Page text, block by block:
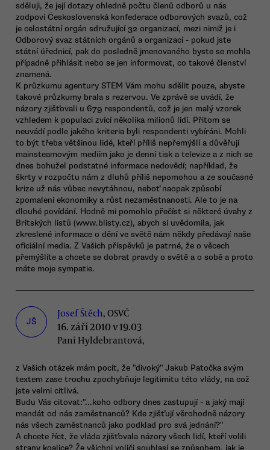
sděluji, že její dotazy ohledně počtu členů odborů u nás
zodpoví Československá konfederace odborových svazů, což
je celostátní orgán sdružující 32 organizací, mezi nimiž je i
Odborový svaz státních orgánů a organizací - pokud jste
státní úřednicí, pak do posledně jmenovaného byste se mohla
případně přihlásit nebo se jen informovat, co takové členství
znamená.
K průzkumu agentury STEM Vám mohu sdělit pouze, abyste
takové průzkumy brala s rezervou. Ve zprávě se uvádí, že
názory zjišťovali u 679 respondentů, což je jen malý vzorek
vzhledem k populaci zvící několika milionů lidí. Přitom se
neuvádí podle jakého kriteria byli respondenti vybíráni. Mohli
to být třeba většinou lidé, kteří příliš nepřemýšlí a důvěřují
mainsteamovým mediím jako je denní tisk a televize a z nich se
dnes bohužel podstatné informace nedovědí; například, že
škrty v rozpočtu nám z dluhů příliš nepomohou a ze současné
krize už nás vůbec nevytáhnou, neboť naopak způsobí
zpomalení ekonomiky a růst nezaměstnanosti. Ale to je na
dlouhé povídání. Hodně mi pomohlo přečíst si některé úvahy z
Britských listů (www.blisty.cz), abych si uvědomila, jak
zkreslené informace o dění ve světě nám někdy předávají naše
oficiální media. Z Vašich příspěvků je patrné, že o věcech
přemýšlíte a chcete se dobrat pravdy o světě a o sobě a proto
máte moje sympatie.
JŠ
Josef Štěch, OSVČ
16. září 2010 v 19.03
Paní Hyldebrantová,
z Vašich otázek mám pocit, že "divoký" Jakub Patočka svým
textem zase trochu zpochybňuje legitimitu této vlády, na což
jste velmi citlivá.
Budu Vás citovat:"...koho odbory dnes zastupují - a jaký mají
mandát od nás zaměstnanců? Kde zjišťují věrohodně názory
nás všech zaměstnanců jako podklad pro svá jednání?"
A chcete říct, že vláda zjišťovala názory všech lidí, kteří volili